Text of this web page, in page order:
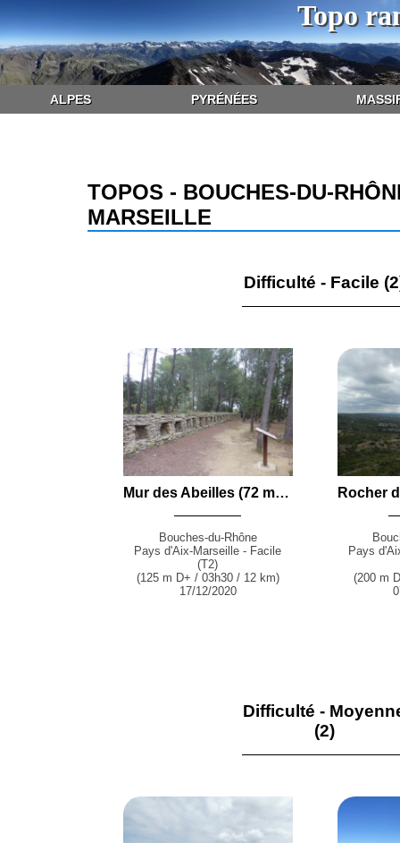
Topo
ALPES PYRÉNÉES
TOPOS - BOUCHES-DU-
MARSEILLE
Difficulté - Facile
Mur des Abeilles (72 m) en boucle par le Circuit des Bories, le Château de Confoux et la Bastide de Boulian depuis Cornillon-Confoux
Bouches-du-Rhône
Pays d'Aix-Marseille - Facile
(T2)
(125 m D+ / 03h30 / 12 km)
17/12/2020
Pays
(200 m
Difficulté -
(2)